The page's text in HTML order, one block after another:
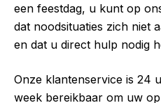
een feestdag, u kunt op
dat noodsituaties zich niet
en dat u direct hulp nodig
Onze klantenservice is 24
week bereikbaar om uw